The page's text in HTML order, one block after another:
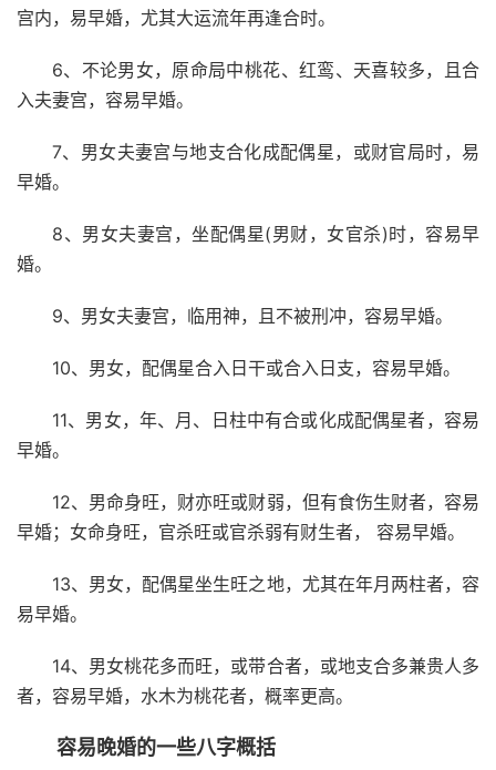
宫内，易早婚，尤其大运流年再逢合时。
6、不论男女，原命局中桃花、红鸾、天喜较多，且合
入夫妻宫，容易早婚。
7、男女夫妻宫与地支合化成配偶星，或财官局时，易
早婚。
8、男女夫妻宫，坐配偶星(男财，女官杀)时，容易早
婚。
9、男女夫妻宫，临用神，且不被刑冲，容易早婚。
10、男女，配偶星合入日干或合入日支，容易早婚。
11、男女，年、月、日柱中有合或化成配偶星者，容易
早婚。
12、男命身旺，财亦旺或财弱，但有食伤生财者，容易
早婚；女命身旺，官杀旺或官杀弱有财生者， 容易早婚。
13、男女，配偶星坐生旺之地，尤其在年月两柱者，容
易早婚。
14、男女桃花多而旺，或带合者，或地支合多兼贵人多
者，容易早婚，水木为桃花者，概率更高。
容易晚婚的一些八字概括